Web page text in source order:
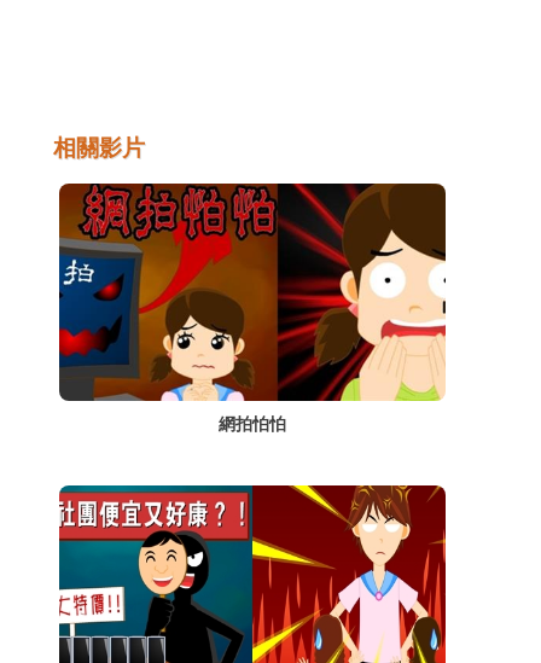
交易詐騙及安全的交易等便顯得很重要。
相關影片
網拍怕怕